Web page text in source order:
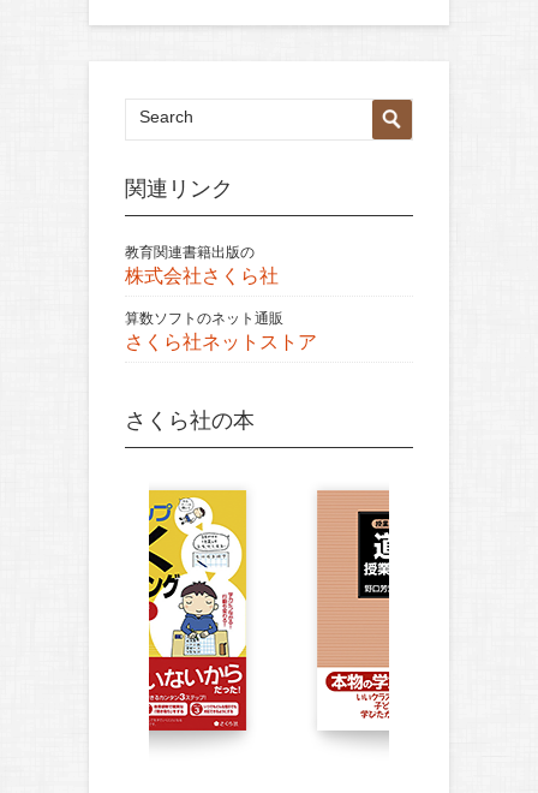
関連リンク
教育関連書籍出版の
株式会社さくら社
算数ソフトのネット通販
さくら社ネットストア
さくら社の本